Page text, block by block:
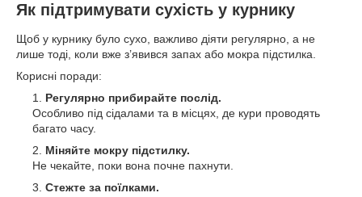
Як підтримувати сухість у курнику
Щоб у курнику було сухо, важливо діяти регулярно, а не
лише тоді, коли вже з’явився запах або мокра підстилка.
Корисні поради:
Регулярно прибирайте послід.
Особливо під сідалами та в місцях, де кури проводять
багато часу.
Міняйте мокру підстилку.
Не чекайте, поки вона почне пахнути.
Стежте за поїлками.